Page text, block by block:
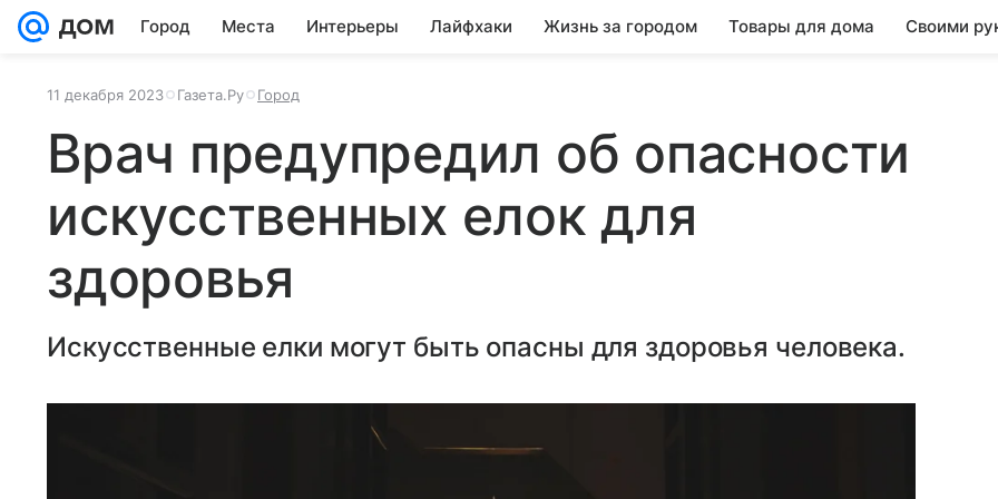
Город Места Интерьеры Лайфхаки Жизнь за городом Товары для дома Своими
11 декабря 2023 Газета.Ру Город
Врач предупредил об опасности
искусственных елок для
здоровья
Искусственные елки могут быть опасны для здоровья человека.